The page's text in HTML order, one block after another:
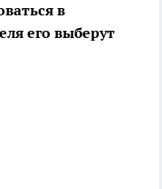
в
его выберут